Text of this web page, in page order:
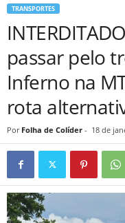
TRANSPORTES
passar pelo
Inferno na
rota
Por Folha de Colíder - 18 de